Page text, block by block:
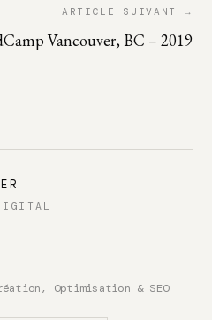
ARTICLE SUIVANT →
Vancouver, BC – 2019
Optimisation & SEO